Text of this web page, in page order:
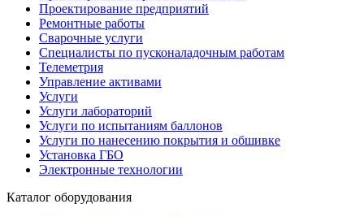
Проектирование предприятий
Ремонтные работы
Сварочные услуги
Специалисты по пусконаладочным работам
Телеметрия
Управление активами
Услуги
Услуги лабораторий
Услуги по испытаниям баллонов
Услуги по нанесению покрытия и обшивке
Установка ГБО
Электронные технологии
Каталог оборудования